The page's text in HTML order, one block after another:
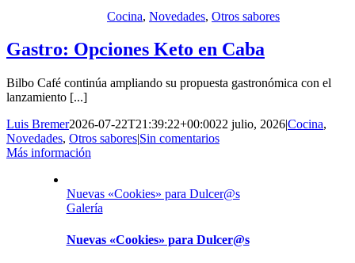
Cocina, Novedades, Otros sabores
Gastro: Opciones Keto en Caba
Bilbo Café continúa ampliando su propuesta gastronómica con el
lanzamiento [...]
Luis Bremer2026-07-22T21:39:22+00:0022 julio, 2026|Cocina,
Novedades, Otros sabores|Sin comentarios
Más información
Nuevas «Cookies» para Dulcer@s
Galería
Nuevas «Cookies» para Dulcer@s